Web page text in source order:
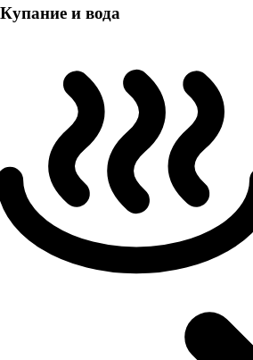
Купание и вода